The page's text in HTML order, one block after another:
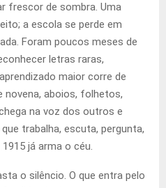
frescor de sombra. Uma
a escola se perde em
Foram poucos meses de
letras raras,
maior corre de
novena, aboios, folhetos,
na voz dos outros e
trabalha, escuta, pergunta,
já arma o céu.
o silêncio. O que entra pelo